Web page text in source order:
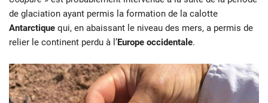
de glaciation ayant permis la formation de la calotte
Antarctique qui, en abaissant le niveau des mers, a permis de
relier le continent perdu à l’Europe occidentale.